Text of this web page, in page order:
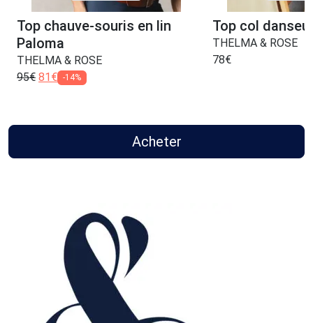
Top chauve-souris en lin
Paloma
THELMA & ROSE
95€ 81 € -14%
Top col
THELMA & ROSE
78€
Acheter